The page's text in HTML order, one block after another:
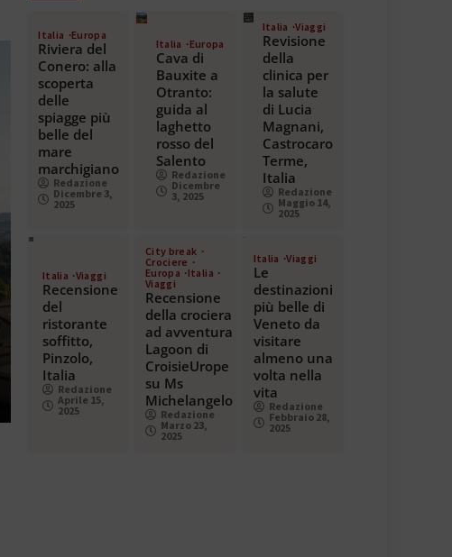
Italia Europa
Riviera del
Conero: alla
scoperta
delle
spiagge più
belle del
mare
marchigiano
Redazione
Dicembre 3,
2025
Italia Europa
Cava di
Bauxite a
Otranto:
guida al
laghetto
rosso del
Salento
Redazione
Dicembre
3, 2025
Italia Viaggi
Revisione
della
clinica per
la salute
di Lucia
Magnani,
Castrocaro
Terme,
Italia
Redazione
Maggio 14,
2025
Italia Viaggi
Recensione
del
ristorante
soffitto,
Pinzolo,
Italia
Redazione
Aprile 15,
2025
City break
Crociere
Europa
Italia
Viaggi
Recensione
della crociera
ad avventura
Lagoon di
CroisieUrope
su Ms
Michelangelo
Redazione
Marzo 23,
2025
Italia Viaggi
Le
destinazioni
più belle di
Veneto da
visitare
almeno una
volta nella
vita
Redazione
Febbraio 28,
2025